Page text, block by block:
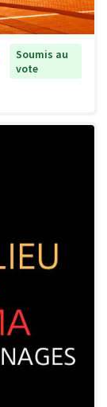
Soumis au
vote